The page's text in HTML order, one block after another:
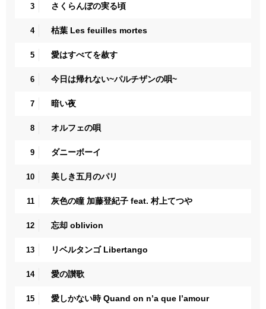
3 さくらんぼの実る頃
4 枯葉 Les feuilles mortes
5 愛はすべてを赦す
6 今日は帰れない~パルチザンの唄~
7 暗い夜
8 オルフェの唄
9 ダニーボーイ
10 美しき五月のパリ
11 灰色の瞳 加藤登紀子 feat. 村上てつや
12 忘却 oblivion
13 リベルタンゴ Libertango
14 愛の讃歌
15 愛しかない時 Quand on n’a que l’amour